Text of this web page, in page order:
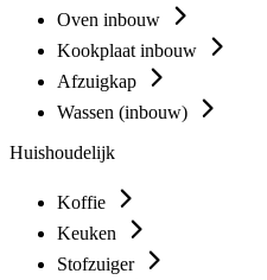
Oven inbouw
Kookplaat inbouw
Afzuigkap
Wassen (inbouw)
Huishoudelijk
Koffie
Keuken
Stofzuiger